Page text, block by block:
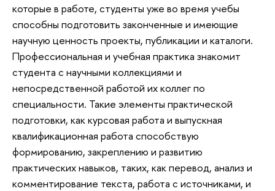
которые в работе, студенты уже во время учебы
способны подготовить законченные и имеющие
научную ценность проекты, публикации и каталоги.
Профессиональная и учебная практика знакомит
студента с научными коллекциями и
непосредственной работой их коллег по
специальности. Такие элементы практической
подготовки, как курсовая работа и выпускная
квалификационная работа способствую
формированию, закреплению и развитию
практических навыков, таких, как перевод, анализ и
комментирование текста, работа с источниками, и